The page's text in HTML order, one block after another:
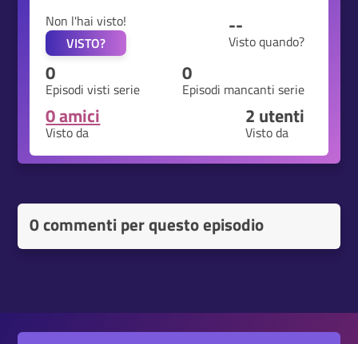
Non l'hai visto!
VISTO?
--
Visto quando?
0
Episodi visti serie
0
Episodi mancanti serie
0 amici
Visto da
2 utenti
Visto da
0 commenti per questo episodio